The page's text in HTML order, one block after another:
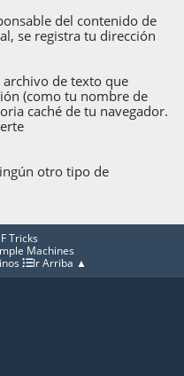
del contenido de
se registra tu dirección
de texto que
(como tu nombre de
caché de tu navegador.
otro tipo de
Tricks
Machines
Ir Arriba ▲